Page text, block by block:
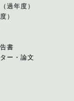
過年度）
）
書
ー・論文